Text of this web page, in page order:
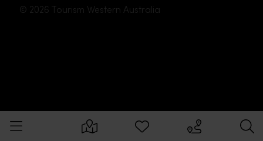
© 2026 Tourism Western Australia